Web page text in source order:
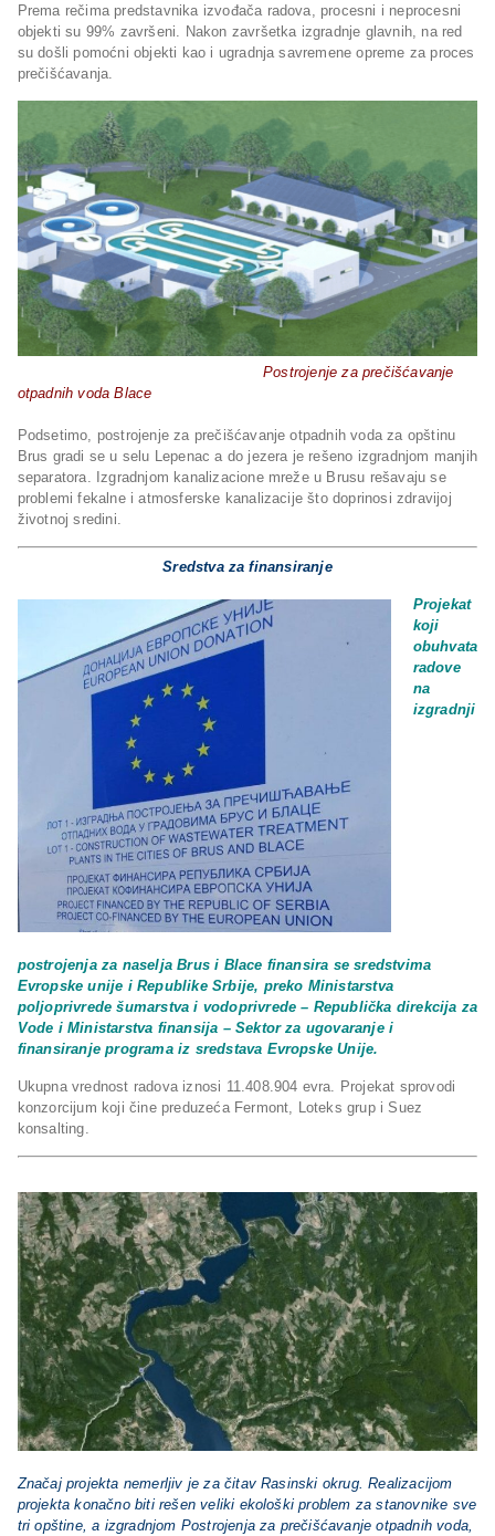
Prema rečima predstavnika izvođača radova, procesni i neprocesni
objekti su 99% završeni. Nakon završetka izgradnje glavnih, na red
su došli pomoćni objekti kao i ugradnja savremene opreme za proces
prečišćavanja.
Postrojenje za prečišćavanje
otpadnih voda Blace
Podsetimo, postrojenje za prečišćavanje otpadnih voda za opštinu
Brus gradi se u selu Lepenac a do jezera je rešeno izgradnjom manjih
separatora. Izgradnjom kanalizacione mreže u Brusu rešavaju se
problemi fekalne i atmosferske kanalizacije što doprinosi zdravijoj
životnoj sredini.
Sredstva za finansiranje
Projekat
koji
obuhvata
radove
na
izgradnji
postrojenja za naselja Brus i Blace finansira se sredstvima
Evropske unije i Republike Srbije, preko Ministarstva
poljoprivrede šumarstva i vodoprivrede – Republička direkcija za
Vode i Ministarstva finansija – Sektor za ugovaranje i
finansiranje programa iz sredstava Evropske Unije.
Ukupna vrednost radova iznosi 11.408.904 evra. Projekat sprovodi
konzorcijum koji čine preduzeća Fermont, Loteks grup i Suez
konsalting.
Značaj projekta nemerljiv je za čitav Rasinski okrug. Realizacijom
projektakonačno biti rešen veliki ekološki problem za stanovnike sve
tri opštine, a izgradnjom Postrojenja za prečišćavanje otpadnih voda,